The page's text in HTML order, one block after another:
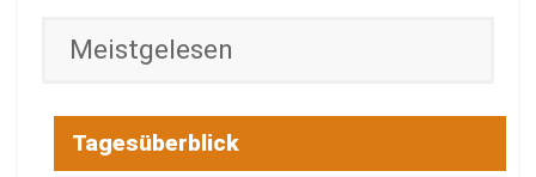
Meistgelesen
Tagesüberblick